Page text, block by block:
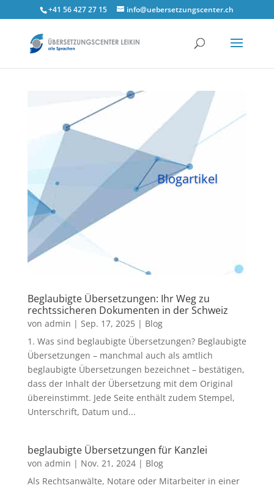
+41 56 427 27 15 info@uebersetzungscenter.ch
Blogartikel
Beglaubigte Übersetzungen: Ihr Weg zu
rechtssicheren Dokumenten in der Schweiz
von admin | Sep. 17, 2025| Blog
1. Was sind beglaubigte Übersetzungen? Beglaubigte
Übersetzungen – manchmal auch als amtlich
beglaubigte Übersetzungen bezeichnet – bestätigen,
dass der Inhalt der Übersetzung mit dem Original
übereinstimmt. Jede Seite enthält zudem Stempel,
Unterschrift, Datum und...
beglaubigte Übersetzungen für Kanzlei
von admin | Nov. 21, 2024| Blog
Als Rechtsanwälte, Notare oder Mitarbeiter in einer